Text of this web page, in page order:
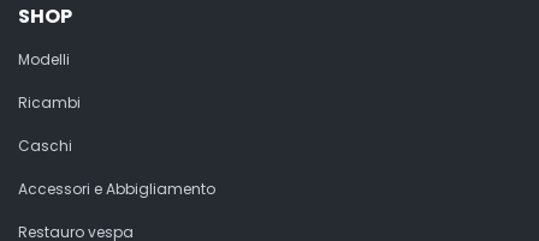
SHOP
Modelli
Ricambi
Caschi
Accessori e Abbigliamento
Restauro vespa